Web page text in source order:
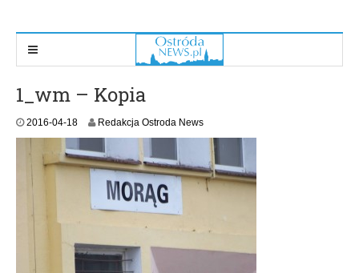
1_wm – Kopia
2016-04-18 Redakcja Ostroda News